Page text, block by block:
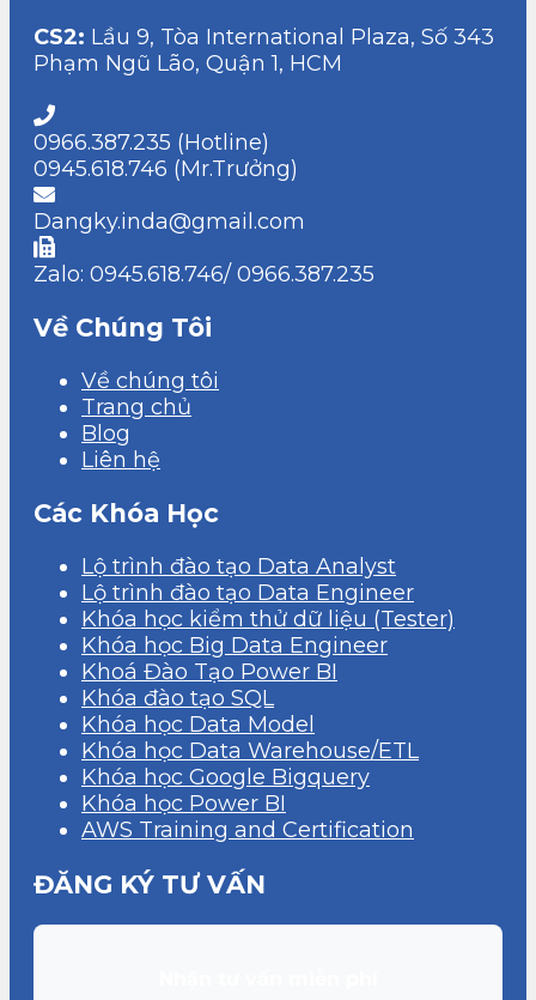
CS2: Lầu 9, Tòa International Plaza, Số 343
Phạm Ngũ Lão, Quận 1, HCM
0966.387.235 (Hotline)
0945.618.746 (Mr.Trưởng)
Dangky.inda@gmail.com
Zalo: 0945.618.746/ 0966.387.235
Về Chúng Tôi
Về chúng tôi
Trang chủ
Blog
Liên hệ
Các Khóa Học
Lộ trình đào tạo Data Analyst
Lộ trình đào tạo Data Engineer
Khóa học kiểm thử dữ liệu (Tester)
Khóa học Big Data Engineer
Khoá Đào Tạo Power BI
Khóa đào tạo SQL
Khóa học Data Model
Khóa học Data Warehouse/ETL
Khóa học Google Bigquery
Khóa học Power BI
AWS Training and Certification
ĐĂNG KÝ TƯ VẤN